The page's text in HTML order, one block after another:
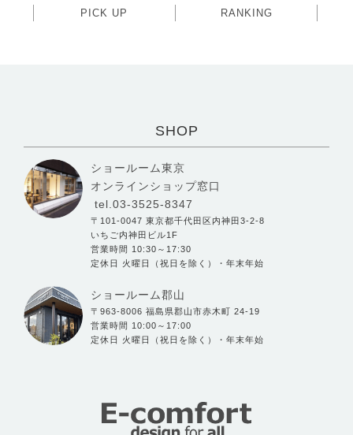
PICK UP RANKING
SHOP
ショールーム東京
オンラインショップ窓口
tel.03-3525-8347
〒101-0047 東京都千代田区内神田3-2-8
いちご内神田ビル1F
営業時間 10:30～17:30
定休日 火曜日（祝日を除く）・年末年始
ショールーム郡山
〒963-8006 福島県郡山市赤木町 24-19
営業時間 10:00～17:00
定休日 火曜日（祝日を除く）・年末年始